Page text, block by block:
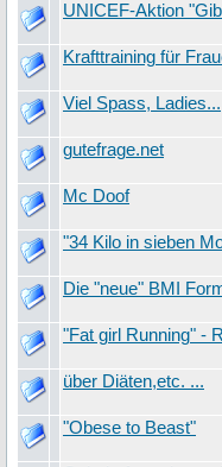
UNICEF-Aktion
Krafttraining für
Viel Spass, Ladies...
gutefrage.net
Mc Doof
"34 Kilo in sieben
Die "neue" BMI
"Fat girl Running" -
über Diäten,etc. ...
"Obese to Beast"